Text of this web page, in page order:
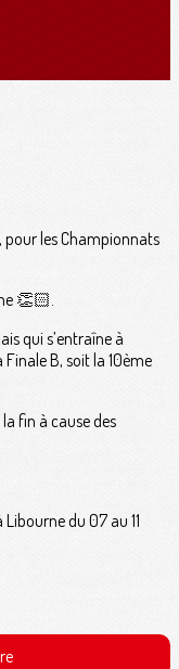
pour les Championnats
👏🏻.
qui s’entraîne à
Finale B, soit la 10ème
fin à cause des
du 07 au 11